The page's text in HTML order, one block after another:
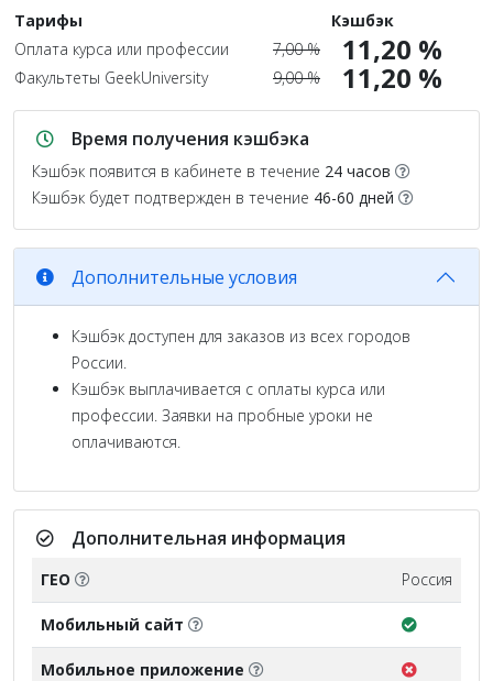
Тарифы
Кэшбэк
Оплата курса или профессии
7,00 % 11,20 %
Факультеты GeekUniversity 9,00 % 11,20 %
Время получения кэшбэка
Кэшбэк появится в кабинете в течение 24 часов
Кэшбэк будет подтвержден в течение 46-60 дней
Дополнительные условия
Кэшбэк доступен для заказов из всех городов
России.
Кэшбэк выплачивается с оплаты курса или
профессии. Заявки на пробные уроки не
оплачиваются.
Дополнительная информация
ГЕО Россия
Мобильный сайт
Мобильное приложение